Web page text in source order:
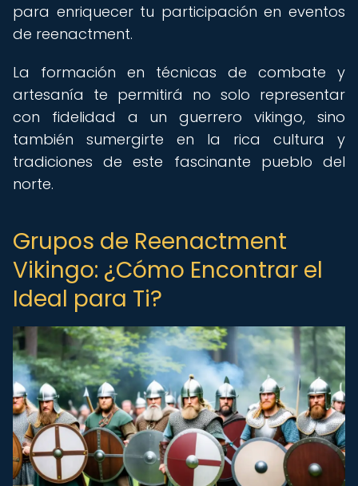
para enriquecer tu participación en eventos
de reenactment.
La formación en técnicas de combate y
artesanía te permitirá no solo representar
con fidelidad a un guerrero vikingo, sino
también sumergirte en la rica cultura y
tradiciones de este fascinante pueblo del
norte.
Grupos de Reenactment
Vikingo: ¿Cómo Encontrar el
Ideal para Ti?